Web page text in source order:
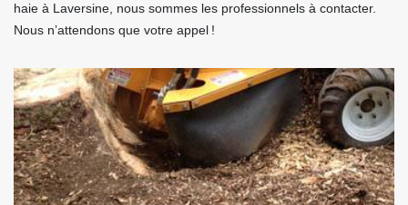
haie à Laversine, nous sommes les professionnels à contacter.
Nous n’attendons que votre appel !